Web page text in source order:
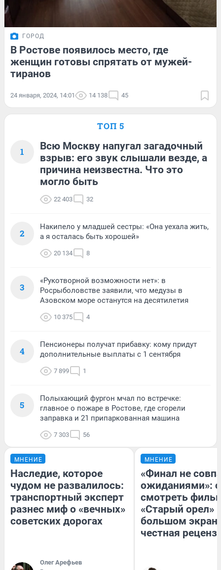
ГОРОД
В Ростове появилось место, где
женщин готовы спрятать от мужей-
тиранов
24 января, 2024, 14:01 14 138 45
ТОП 5
1
Всю Москву напугал загадочный
взрыв: его звук слышали везде, а
причина неизвестна. Что это
могло быть
22 403 32
2
Накипело у младшей сестры: «Она уехала жить,
а я осталась быть хорошей»
20 134 8
3
«Рукотворной возможности нет»: в
Росрыболовстве заявили, что медузы в
Азовском море останутся на десятилетия
10 375 4
4
Пенсионеры получат прибавку: кому придут
дополнительные выплаты с 1 сентября
7 899 1
5
Полыхающий фургон мчал по встречке:
главное о пожаре в Ростове, где сгорели
заправка и 21 припаркованная машина
7 303 56
МНЕНИЕ
Наследие, которое
чудом не развалилось:
транспортный эксперт
разнес миф о «вечных»
советских дорогах
Олег Арефьев
МНЕНИЕ
«Финал не
ожиданиями»:
смотреть
«Старый орел»
большом
честная